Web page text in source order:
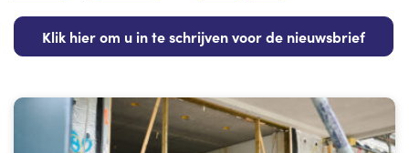
Klik hier om u in te schrijven voor de nieuwsbrief